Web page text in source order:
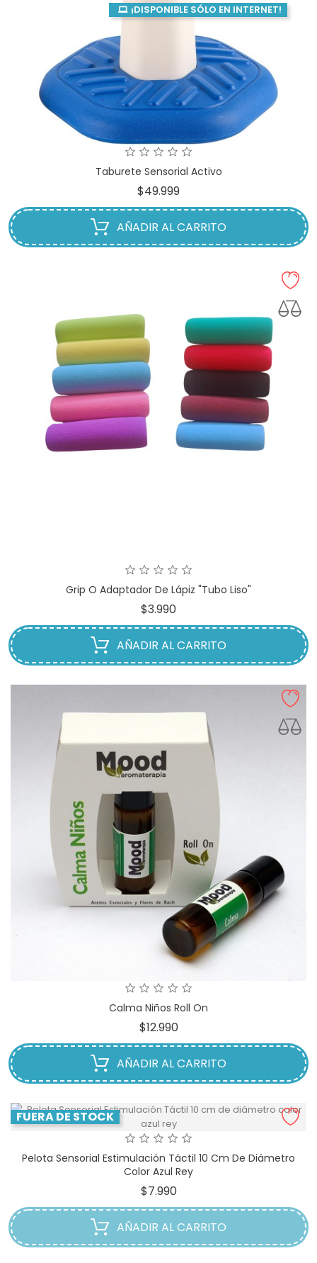
¡DISPONIBLE SÓLO EN INTERNET!
Taburete Sensorial Activo
$49.999Precio
AÑADIR AL CARRITO
Grip O Adaptador De Lápiz "Tubo Liso"
$3.990
AÑADIR AL CARRITO
Calma Niños Roll On
$12.990Precio
AÑADIR AL CARRITO
FUERA DE STOCK
Pelota Sensorial Estimulación Táctil 10 Cm De Diámetro
Color Azul Rey
$7.990Precio
AÑADIR AL CARRITO